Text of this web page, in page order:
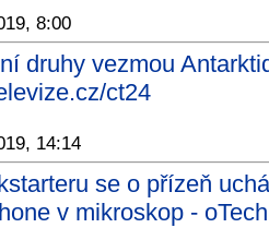
8:00
druhy vezmou
ct24
14:14
se o přízeň
v mikroskop -